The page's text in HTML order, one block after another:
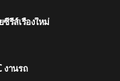
รีส์เรื่องใหม่
งานรถ